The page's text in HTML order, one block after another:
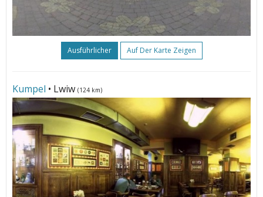
Ausführlicher Auf Der Karte Zeigen
Kumpel • Lwiw (124 km)